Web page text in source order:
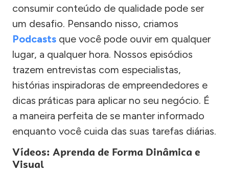
consumir conteúdo de qualidade pode ser
um desafio. Pensando nisso, criamos
Podcasts que você pode ouvir em qualquer
lugar, a qualquer hora. Nossos episódios
trazem entrevistas com especialistas,
histórias inspiradoras de empreendedores e
dicas práticas para aplicar no seu negócio. É
a maneira perfeita de se manter informado
enquanto você cuida das suas tarefas diárias.
Vídeos: Aprenda de Forma Dinâmica e
Visual